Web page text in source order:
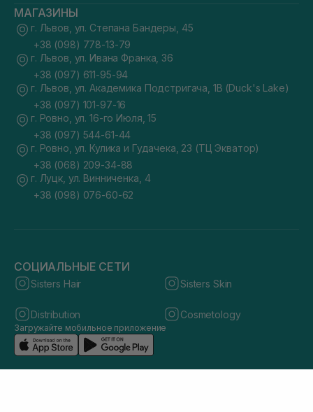
МАГАЗИНЫ
г. Львов, ул. Степана Бандеры, 45
+38 (098) 778-13-79
г. Львов, ул. Ивана Франка, 36
+38 (097) 611-95-94
г. Львов, ул. Академика Подстригача, 1В (Duck's Lake)
+38 (097) 101-97-16
г. Ровно, ул. 16-го Июля, 15
+38 (097) 544-61-44
г. Ровно, ул. Кулика и Гудачека, 23 (ТЦ Экватор)
+38 (068) 209-34-88
г. Луцк, ул. Винниченка, 4
+38 (098) 076-60-62
СОЦИАЛЬНЫЕ СЕТИ
Sisters Hair Sisters Skin
Distribution Cosmetology
Загружайте мобильное приложение